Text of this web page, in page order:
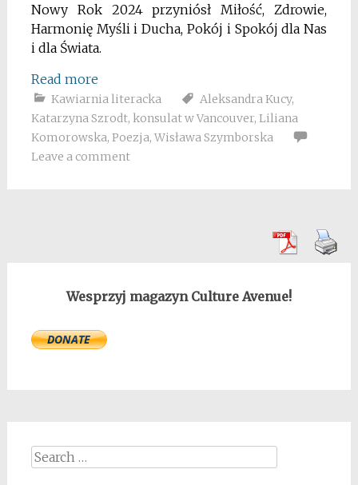
Nowy Rok 2024 przyniósł Miłość, Zdrowie,
Harmonię Myśli i Ducha, Pokój i Spokój dla Nas
i dla Świata.
Read more
Kawiarnia literacka Aleksandra Kucy,
Katarzyna Szrodt, konsulat w Vancouver, Liliana
Komorowska, Poezja, Wisława Szymborska
Leave a comment
Wesprzyj magazyn Culture Avenue!
Search
for: